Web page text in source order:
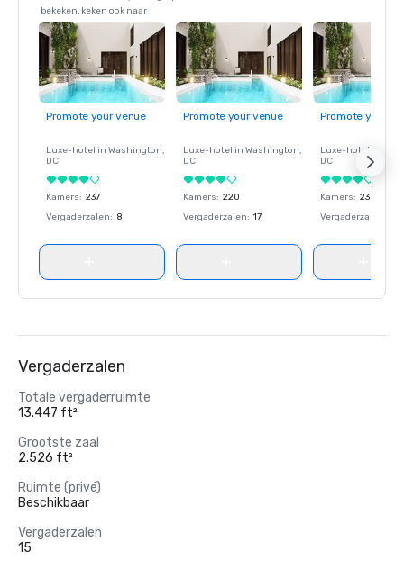
bekeken, keken ook naar
Promote your venue
Luxe-hotel in Washington,
DC
Kamers: 237
Vergaderzalen: 8
Promote your venue
Luxe-hotel in Washington,
DC
Kamers: 220
Vergaderzalen: 17
Promote your
Luxe-hotel in
DC
Kamers: 237
Vergaderzalen
Vergaderzalen
Totale vergaderruimte
13.447 ft²
Grootste zaal
2.526 ft²
Ruimte (privé)
Beschikbaar
Vergaderzalen
15